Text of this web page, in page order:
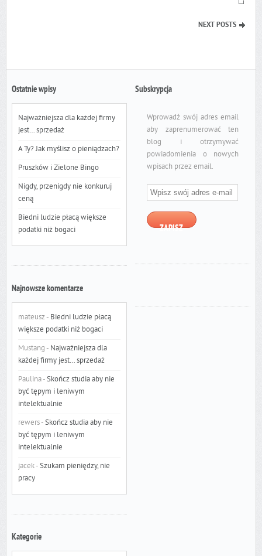
NEXT POSTS
Ostatnie wpisy
Najważniejsza dla każdej firmy
jest… sprzedaż
A Ty? Jak myślisz o pieniądzach?
Pruszków i Zielone Bingo
Nigdy, przenigdy nie konkuruj
ceną
Biedni ludzie płacą większe
podatki niż bogaci
Najnowsze komentarze
mateusz- Biedni ludzie płacą
większe podatki niż bogaci
Mustang- Najważniejsza dla
każdej firmy jest… sprzedaż
Paulina-Skończ studia aby nie
być tępym i leniwym
intelektualnie
rewers-Skończ studia aby nie
być tępym i leniwym
intelektualnie
jacek-Szukam pieniędzy, nie
pracy
Kategorie
Subskrypcja
Wprowadź swój adres email
aby zaprenumerować ten
blog i otrzymywać
powiadomienia o nowych
wpisach przez email.
Wpisz
swój
adres
e-
ZAPISZ